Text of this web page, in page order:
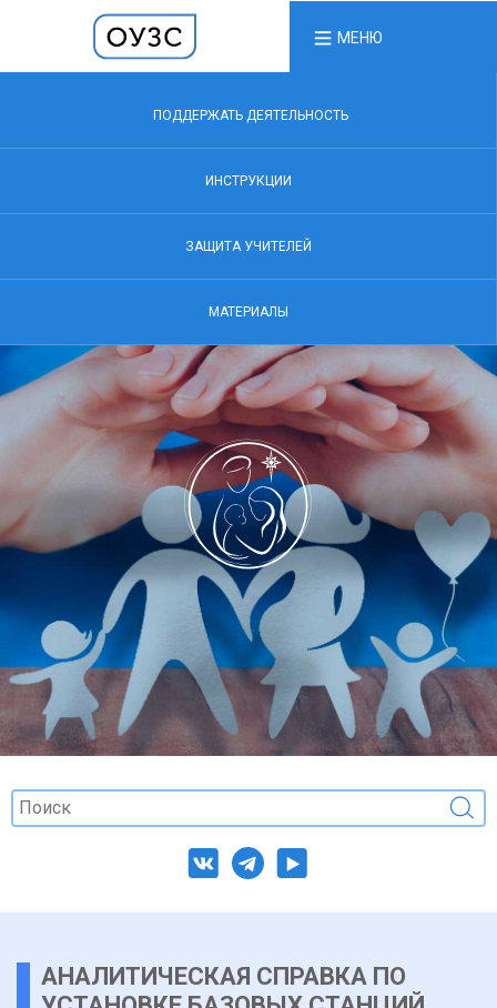
МЕНЮ
ПОДДЕРЖАТЬ ДЕЯТЕЛЬНОСТЬ
ИНСТРУКЦИИ
ЗАЩИТА УЧИТЕЛЕЙ
МАТЕРИАЛЫ
АНАЛИТИЧЕСКАЯ СПРАВКА ПО